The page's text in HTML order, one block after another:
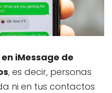
iMessage de
, es decir, personas
ni en tus contactos